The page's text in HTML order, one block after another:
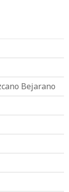
Bejarano